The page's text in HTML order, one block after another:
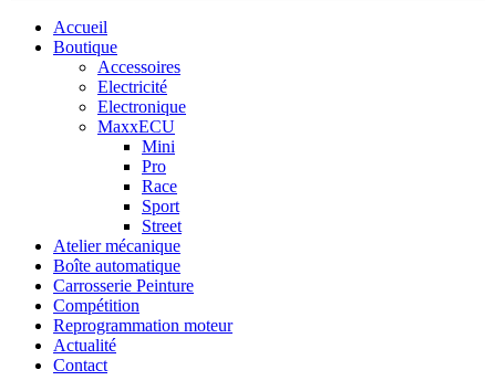
Accueil
Boutique
Accessoires
Electricité
Electronique
MaxxECU
Mini
Pro
Race
Sport
Street
Atelier mécanique
Boîte automatique
Carrosserie Peinture
Compétition
Reprogrammation moteur
Actualité
Contact